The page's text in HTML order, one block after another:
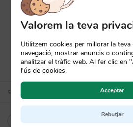
SKU:
Valorem la teva
Utilitzem cookies per millorar la teva
navegació, mostrar anuncis o
analitzar el tràfic web. Al fer clic en
l'ús de cookies.
Acceptar
Rebutjar